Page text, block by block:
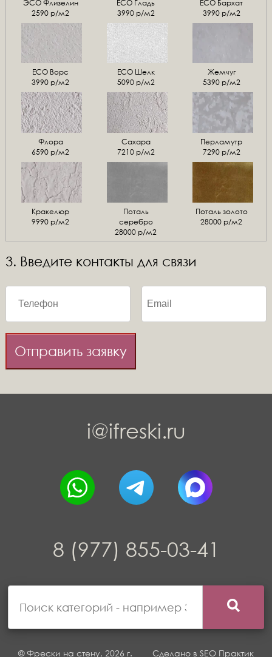
ЭСО Флизелин
2590 р/м2
ЕСО Гладь
3990 р/м2
ECO Бархат
3990 р/м2
ЕСО Ворс
3990 р/м2
ЕСО Шелк
5090 р/м2
Жемчуг
5390 р/м2
Флора
6590 р/м2
Сахара
7210 р/м2
Перламутр
7290 р/м2
Кракелюр
9990 р/м2
Поталь
серебро
28000 р/м2
Поталь золото
28000 р/м2
3. Введите контакты для связи
Отправить заявку
i@ifreski.ru
8 (977) 855-03-41
© Фрески на стену, 2026 г. Сделано вSEO Практик